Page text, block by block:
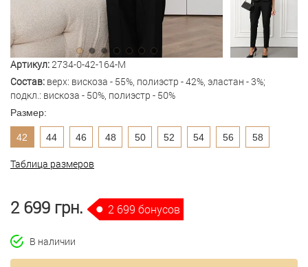
Артикул:2734-0-42-164-M
Состав: верх: вискоза - 55%, полиэстр - 42%, эластан - 3%;
подкл.: вискоза - 50%, полиэстр - 50%
Размер:
42 44 46 48 50 52 54 56 58
Таблица размеров
2 699 грн. 2 699 бонусов
В наличии